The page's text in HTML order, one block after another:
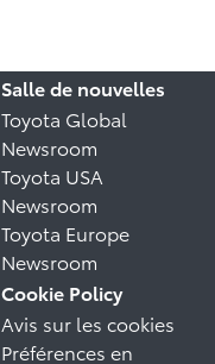
Salle de nouvelles
Toyota Global
Newsroom
Toyota USA
Newsroom
Toyota Europe
Newsroom
Cookie Policy
Avis sur les cookies
Préférences en